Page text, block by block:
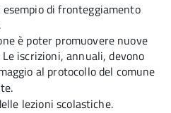
di fronteggiamento
è poter promuovere nuove
iscrizioni, annuali, devono
al protocollo del comune
lezioni scolastiche.